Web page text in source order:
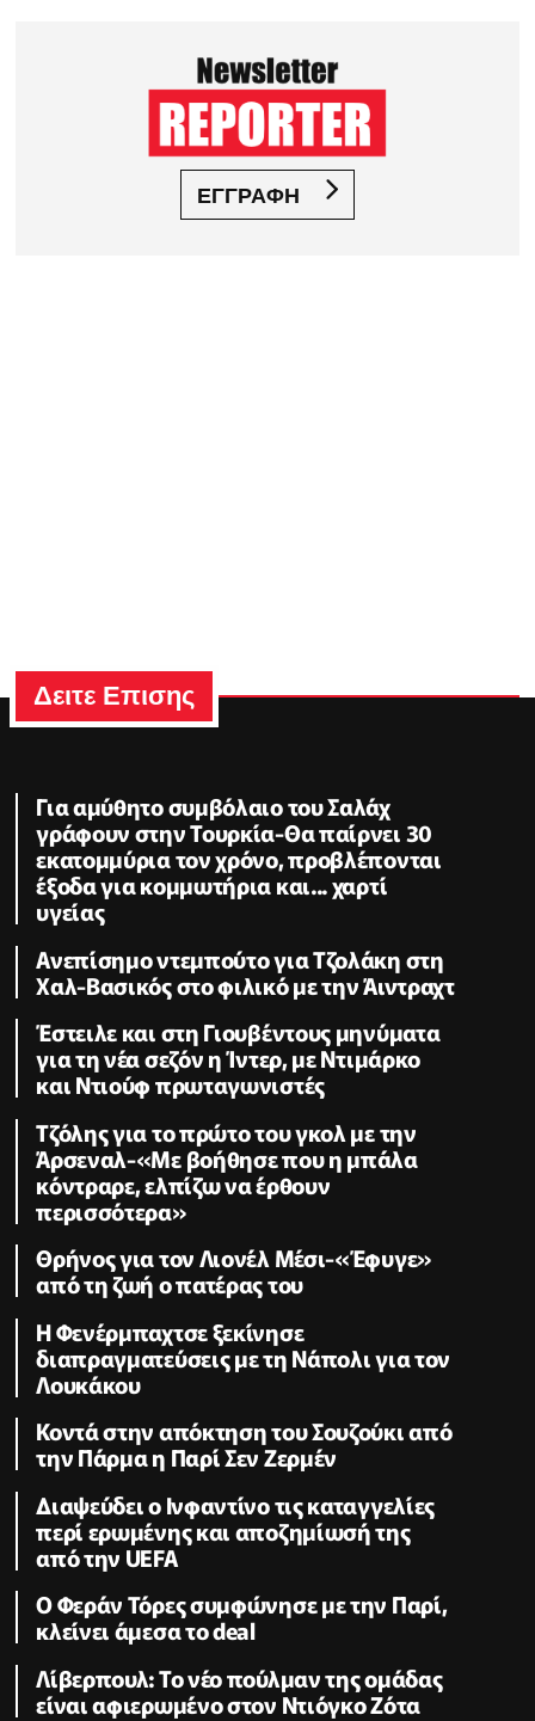
ΕΓΓΡΑΦΗ
Δειτε Επισης
Για αμύθητο συμβόλαιο του Σαλάχ
γράφουν στην Τουρκία-Θα παίρνει 30
εκατομμύρια τον χρόνο, προβλέπονται
έξοδα για κομμωτήρια και... χαρτί
υγείας
Ανεπίσημο ντεμπούτο για Τζολάκη στη
Χαλ-Βασικός στο φιλικό με την Άιντραχτ
Έστειλε και στη Γιουβέντους μηνύματα
για τη νέα σεζόν η Ίντερ, με Ντιμάρκο
και Ντιούφ πρωταγωνιστές
Τζόλης για το πρώτο του γκολ με την
Άρσεναλ-«Με βοήθησε που η μπάλα
κόντραρε, ελπίζω να έρθουν
περισσότερα»
Θρήνος για τον Λιονέλ Μέσι-«Έφυγε»
από τη ζωή ο πατέρας του
Η Φενέρμπαχτσε ξεκίνησε
διαπραγματεύσεις με τη Νάπολι για τον
Λουκάκου
Κοντά στην απόκτηση του Σουζούκι από
την Πάρμα η Παρί Σεν Ζερμέν
Διαψεύδει ο Ινφαντίνο τις καταγγελίες
περί ερωμένης και αποζημίωσή της
από την UEFA
Ο Φεράν Τόρες συμφώνησε με την Παρί,
κλείνει άμεσα το deal
Λίβερπουλ: Το νέο πούλμαν της ομάδας
είναι αφιερωμένο στον Ντιόγκο Ζότα